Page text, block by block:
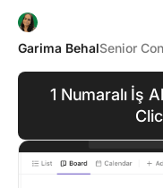
Garima BehalSenior
1 Numaralı İş